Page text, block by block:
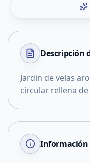
Descripción
Jardin de velas
circular rellena
Información